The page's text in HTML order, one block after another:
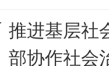
推进基层社
部协作社会